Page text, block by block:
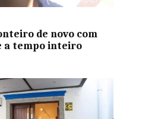
de novo com
a tempo inteiro